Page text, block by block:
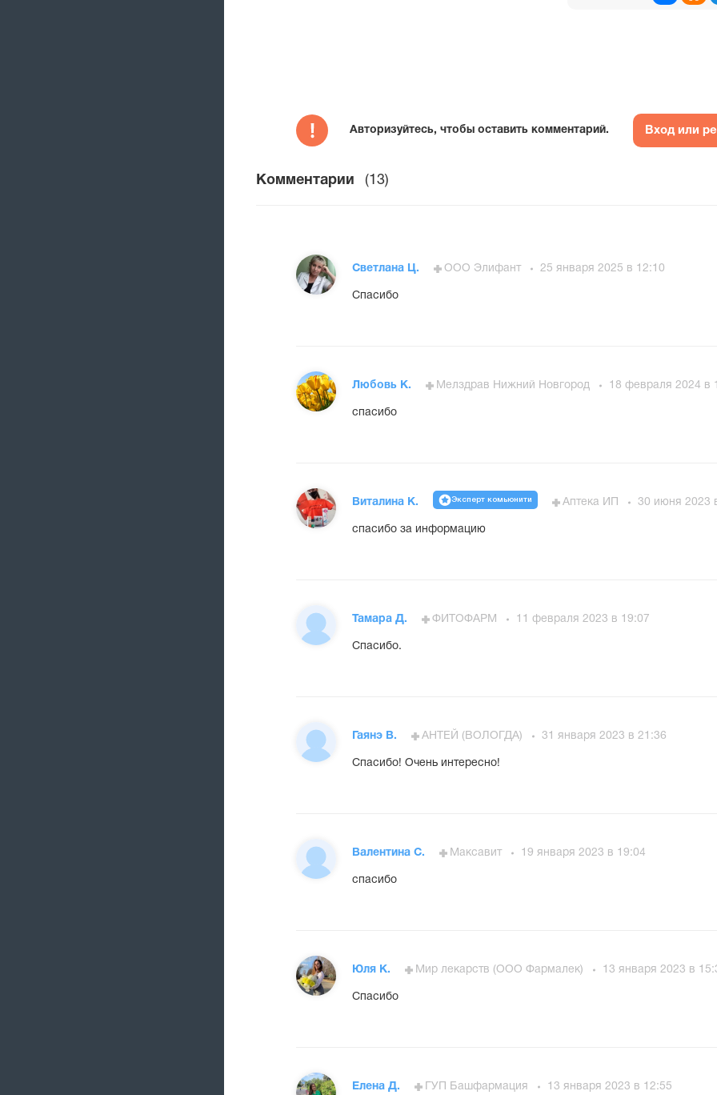
Авторизуйтесь, чтобы оставить комментарий. Вход или
Комментарии (13)
Светлана Ц. ООО Элифант 25 января 2025 в 12:10
Спасибо
Любовь К. Мелздрав Нижний Новгород 18 февраля 2024 в
спасибо
Виталина К. Эксперт комьюнити Аптека ИП 30 июня 2023
спасибо за информацию
Тамара Д. ФИТОФАРМ 11 февраля 2023 в 19:07
Спасибо.
Гаянэ В. АНТЕЙ (ВОЛОГДА) 31 января 2023 в 21:36
Спасибо! Очень интересно!
Валентина С. Максавит 19 января 2023 в 19:04
спасибо
Юля К. Мир лекарств (ООО Фармалек) 13 января 2023 в
Спасибо
Елена Д. ГУП Башфармация 13 января 2023 в 12:55